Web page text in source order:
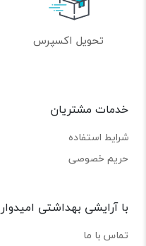
تحویل اکسپرس
خدمات مشتریان
شرایط استفاده
حریم خصوصی
با آرایشی بهداشتی امیدوار
تماس با ما